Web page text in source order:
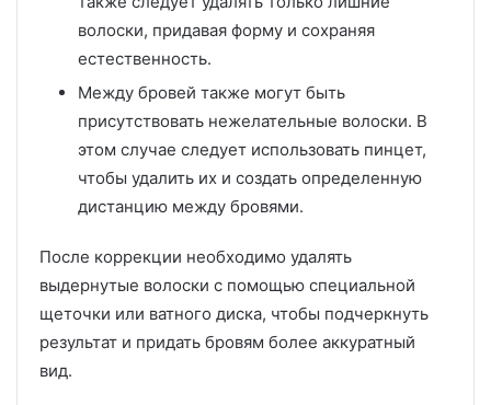
волоски, придавая форму и сохраняя
естественность.
Между бровей также могут быть
присутствовать нежелательные волоски. В
этом случае следует использовать пинцет,
чтобы удалить их и создать определенную
дистанцию между бровями.
После коррекции необходимо удалять
выдернутые волоски с помощью специальной
щеточки или ватного диска, чтобы подчеркнуть
результат и придать бровям более аккуратный
вид.